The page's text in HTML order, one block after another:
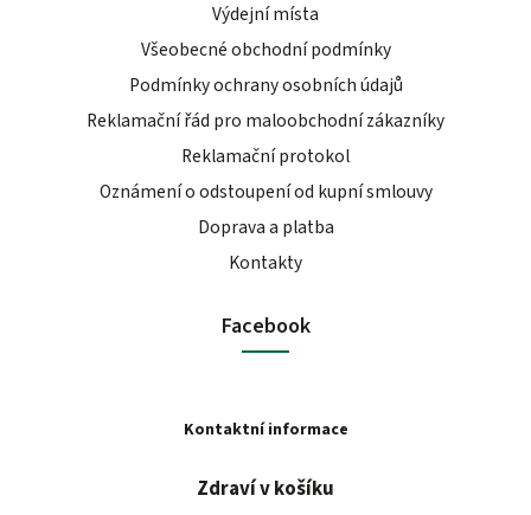
Výdejní místa
Všeobecné obchodní podmínky
Podmínky ochrany osobních údajů
Reklamační řád pro maloobchodní zákazníky
Reklamační protokol
Oznámení o odstoupení od kupní smlouvy
Doprava a platba
Kontakty
Facebook
Kontaktní informace
Zdraví v košíku